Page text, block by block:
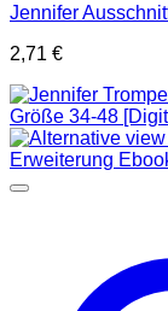
Jennifer
2,71 €